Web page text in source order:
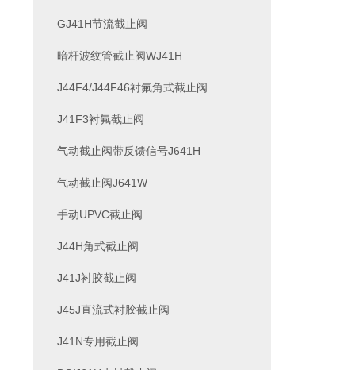
GJ41H节流截止阀
暗杆波纹管截止阀WJ41H
J44F4/J44F46衬氟角式截止阀
J41F3衬氟截止阀
气动截止阀带反馈信号J641H
气动截止阀J641W
手动UPVC截止阀
J44H角式截止阀
J41J衬胶截止阀
J45J直流式衬胶截止阀
J41N专用截止阀